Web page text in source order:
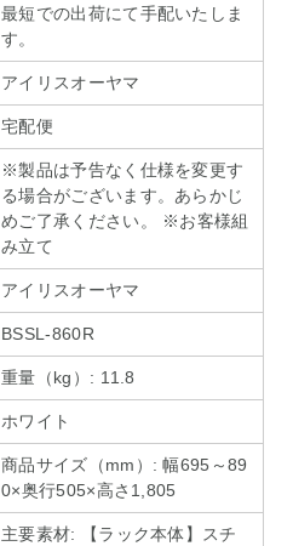
最短での出荷にて手配いたしま
す。
アイリスオーヤマ
宅配便
※製品は予告なく仕様を変更す
る場合がございます。あらかじ
めご了承ください。 ※お客様組
み立て
アイリスオーヤマ
BSSL-860R
重量（kg）: 11.8
ホワイト
商品サイズ（mm）: 幅695～89
0×奥行505×高さ1,805
主要素材: 【ラック本体】スチ